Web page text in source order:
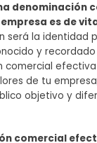
denominación
es de
será la identidad
y
comercial
de tu
objetivo y
comercial